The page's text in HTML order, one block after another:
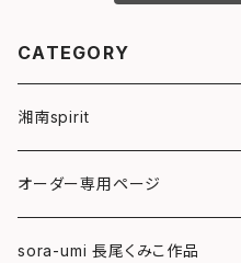
CATEGORY
湘南spirit
ポストカード
グリーティングカード
オーダー専用ページ
sora-umi 長尾くみこ作品